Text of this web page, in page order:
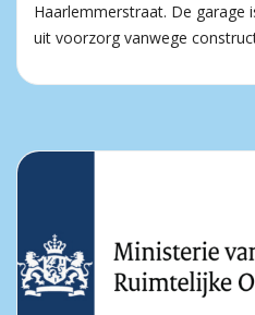
Haarlemmerstraat. De garage
uit voorzorg vanwege